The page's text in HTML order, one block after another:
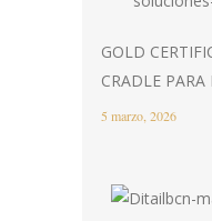
GOLD
CRADLE
5 marzo, 2026